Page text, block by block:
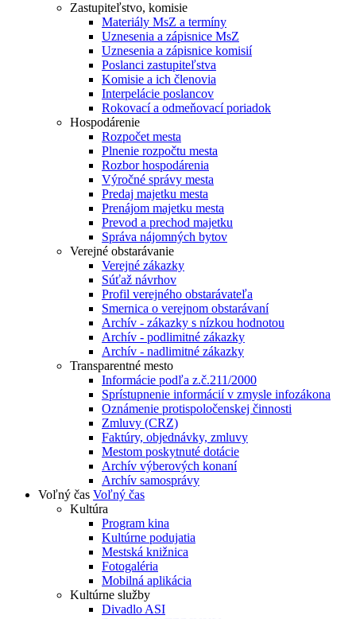
Zastupiteľstvo, komisie
Materiály MsZ a termíny
Uznesenia a zápisnice MsZ
Uznesenia a zápisnice komisií
Poslanci zastupiteľstva
Komisie a ich členovia
Interpelácie poslancov
Rokovací a odmeňovací poriadok
Hospodárenie
Rozpočet mesta
Plnenie rozpočtu mesta
Rozbor hospodárenia
Výročné správy mesta
Predaj majetku mesta
Prenájom majetku mesta
Prevod a prechod majetku
Správa nájomných bytov
Verejné obstarávanie
Verejné zákazky
Súťaž návrhov
Profil verejného obstarávateľa
Smernica o verejnom obstarávaní
Archív - zákazky s nízkou hodnotou
Archív - podlimitné zákazky
Archív - nadlimitné zákazky
Transparentné mesto
Informácie podľa z.č.211/2000
Sprístupnenie informácií v zmysle infozákona
Oznámenie protispoločenskej činnosti
Zmluvy (CRZ)
Faktúry, objednávky, zmluvy
Mestom poskytnuté dotácie
Archív výberových konaní
Archív samosprávy
Voľný čas Voľný čas
Kultúra
Program kina
Kultúrne podujatia
Mestská knižnica
Fotogaléria
Mobilná aplikácia
Kultúrne služby
Divadlo ASI